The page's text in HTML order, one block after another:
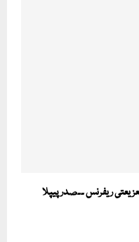
ریفرنس ۔۔صدر پیپلا